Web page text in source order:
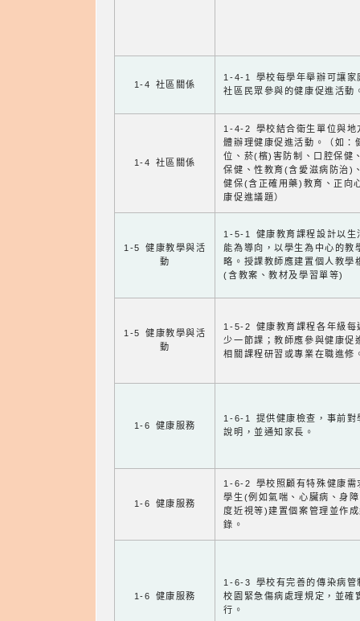
1-4 社區關係
1-4-1 學校每學年舉辦可讓家
社區民眾參與的健康促進活動
1-4 社區關係
1-4-2 學校結合衛生單位與地
體辦理健康促進活動。（如：
位、菸(檳)害防制、口腔保健
保健、性教育(含愛滋病防治)
健保(含正確用藥)教育、正向
康促進議題）
1-5 健康教學與活
動
1-5-1 健康教育課程設計以生
能為導向，以學生為中心的教
略。授課教師應建置個人教學
(含教案、教材及學習單等)
1-5 健康教學與活
動
1-5-2 健康教育課程各年級每
少一節課；教師應參與健康促
相關課程研習或專業在職進修
1-6 健康服務
1-6-1 提供健康檢查，事前對
說明，並通知家長。
1-6 健康服務
1-6-2 學校照顧有特殊健康需
學生(例如氣喘、心臟病、身
度近視等)建置個案管理並作
錄。
1-6 健康服務
1-6-3 學校有完善的傳染病管
校園緊急傷病處理規定，並確
行。